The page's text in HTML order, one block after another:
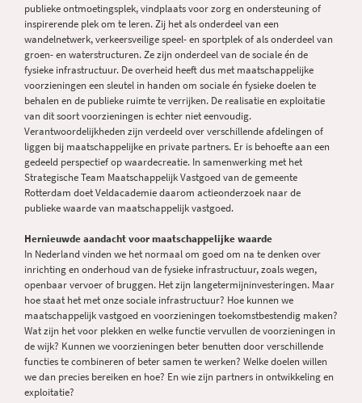
publieke ontmoetingsplek, vindplaats voor zorg en ondersteuning of
inspirerende plek om te leren. Zij het als onderdeel van een
wandelnetwerk, verkeersveilige speel- en sportplek of als onderdeel van
groen- en waterstructuren. Ze zijn onderdeel van de sociale én de
fysieke infrastructuur. De overheid heeft dus met maatschappelijke
voorzieningen een sleutel in handen om sociale én fysieke doelen te
behalen en de publieke ruimte te verrijken. De realisatie en exploitatie
van dit soort voorzieningen is echter niet eenvoudig.
Verantwoordelijkheden zijn verdeeld over verschillende afdelingen of
liggen bij maatschappelijke en private partners. Er is behoefte aan een
gedeeld perspectief op waardecreatie. In samenwerking met het
Strategische Team Maatschappelijk Vastgoed van de gemeente
Rotterdam doet Veldacademie daarom actieonderzoek naar de
publieke waarde van maatschappelijk vastgoed.
Hernieuwde aandacht voor maatschappelijke waarde
In Nederland vinden we het normaal om goed om na te denken over
inrichting en onderhoud van de fysieke infrastructuur, zoals wegen,
openbaar vervoer of bruggen. Het zijn langetermijninvesteringen. Maar
hoe staat het met onze sociale infrastructuur? Hoe kunnen we
maatschappelijk vastgoed en voorzieningen toekomstbestendig maken?
Wat zijn het voor plekken en welke functie vervullen de voorzieningen in
de wijk? Kunnen we voorzieningen beter benutten door verschillende
functies te combineren of beter samen te werken? Welke doelen willen
we dan precies bereiken en hoe? En wie zijn partners in ontwikkeling en
exploitatie?